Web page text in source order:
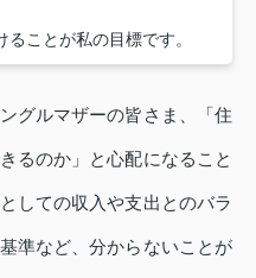
ことが私の目標です。
グルマザーの皆さま、「住
るのか」と心配になること
しての収入や支出とのバラ
準など、分からないことが